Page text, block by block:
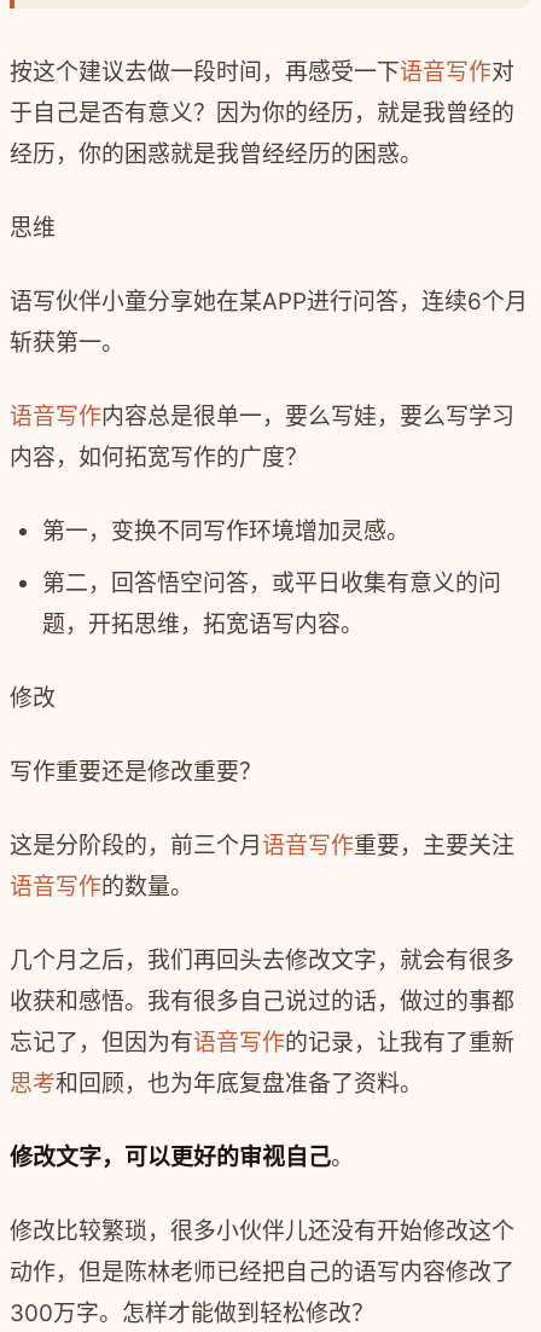
按这个建议去做一段时间，再感受一下语音写作对
于自己是否有意义？因为你的经历，就是我曾经的
经历，你的困惑就是我曾经经历的困惑。
思维
语写伙伴小童分享她在某APP进行问答，连续6个月
斩获第一。
语音写作内容总是很单一，要么写娃，要么写学习
内容，如何拓宽写作的广度？
第一，变换不同写作环境增加灵感。
第二，回答悟空问答，或平日收集有意义的问
题，开拓思维，拓宽语写内容。
修改
写作重要还是修改重要？
这是分阶段的，前三个月 语音写作重要，主要关注
语音写作的数量。
几个月之后，我们再回头去修改文字，就会有很多
收获和感悟。我有很多自己说过的话，做过的事都
忘记了，但因为有语音写作的记录，让我有了重新
思考和回顾，也为年底复盘准备了资料。
修改文字，可以更好的审视自己。
修改比较繁琐，很多小伙伴儿还没有开始修改这个
动作，但是陈林老师已经把自己的语写内容修改了
300万字。怎样才能做到轻松修改？